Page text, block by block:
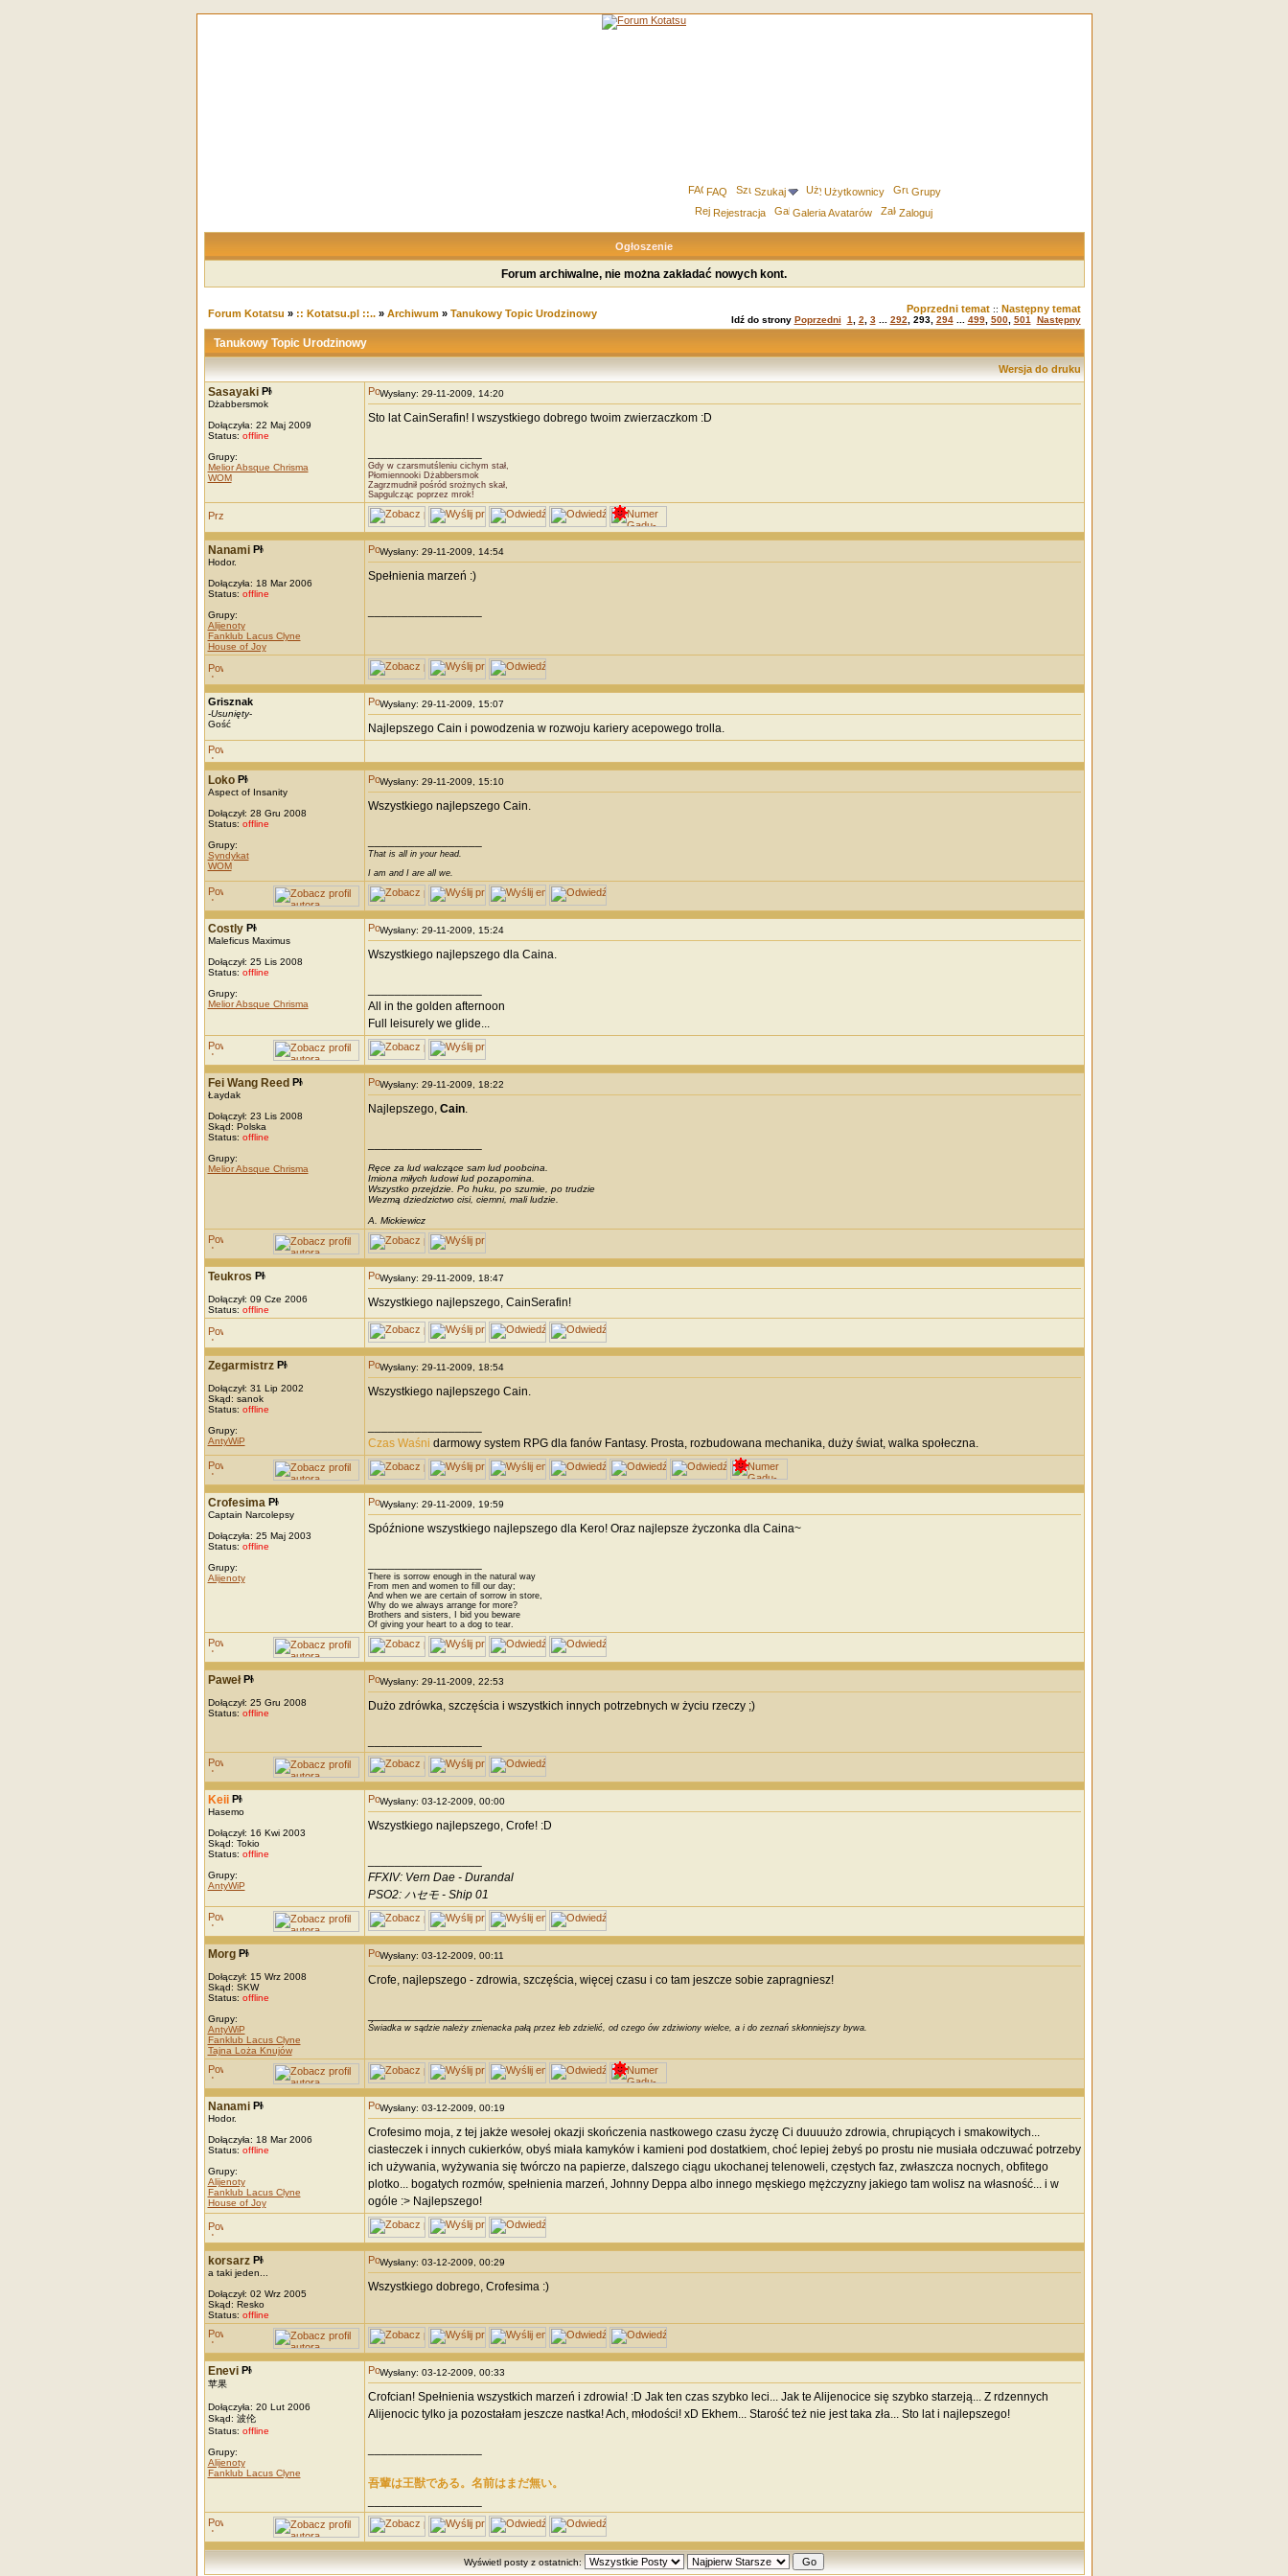
FAQ Szukaj Użytkownicy
Grupy
Rejestracja
Galeria Avatarów Zaloguj
Ogłoszenie
Forum archiwalne, nie można zakładać nowych kont.
Forum Kotatsu » :: Kotatsu.pl ::..» Archiwum» Tanukowy Topic Urodzinowy Poprzedni temat:: Następny temat
Idź do strony Poprzedni 1 2 3... 292 293, 294... 499, 500, 501 Następny
Tanukowy Topic Urodzinowy
Wersja do druku
Sasayaki
Dżabbersmok
Dołączyła: 22 Maj 2009
Status: offline
Grupy:
Melior Absque Chrisma
WOM
Wysłany: 29-11-2009, 14:20
Sto lat CainSerafin! I wszystkiego dobrego twoim zwierzaczkom :D
Gdy w czarsmutśleniu cichym stał,
Płomiennooki Dżabbersmok
Zagrzmudnił pośród srożnych skał,
Sapgulcząc poprzez mrok!
Nanami
Hodor.
Dołączyła: 18 Mar 2006
Status: offline
Grupy:
Alijenoty
Fanklub Lacus Clyne
House of Joy
Wysłany: 29-11-2009, 14:54
Spełnienia marzeń :)
Grisznak
-Usunięty-
Gość
Wysłany: 29-11-2009, 15:07
Najlepszego Cain i powodzenia w rozwoju kariery acepowego trolla.
Loko
Aspect of Insanity
Dołączył: 28 Gru 2008
Status: offline
Grupy:
Syndykat
WOM
Wysłany: 29-11-2009, 15:10
Wszystkiego najlepszego Cain.
That is all in your head.
I am and I are all we.
Costly
Maleficus Maximus
Dołączył: 25 Lis 2008
Status: offline
Grupy:
Melior Absque Chrisma
Wysłany: 29-11-2009, 15:24
Wszystkiego najlepszego dla Caina.
All in the golden afternoon
Full leisurely we glide...
Fei Wang Reed
Łaydak
Dołączył: 23 Lis 2008
Skąd: Polska
Status: offline
Grupy:
Melior Absque Chrisma
Wysłany: 29-11-2009, 18:22
Najlepszego, Cain.
Ręce za lud walczące sam lud poobcina.
Imiona miłych ludowi lud pozapomina.
Wszystko przejdzie. Po huku, po szumie, po trudzie
Wezmą dziedzictwo cisi, ciemni, mali ludzie.
A. Mickiewicz
Teukros
Dołączył: 09 Cze 2006
Status: offline
Wysłany: 29-11-2009, 18:47
Wszystkiego najlepszego, CainSerafin!
Zegarmistrz
Dołączył: 31 Lip 2002
Skąd: sanok
Status: offline
Grupy:
AntyWiP
Wysłany: 29-11-2009, 18:54
Wszystkiego najlepszego Cain.
Czas Waśni darmowy system RPG dla fanów Fantasy. Prosta, rozbudowana mechanika, duży świat, walka społeczna.
Crofesima
Captain Narcolepsy
Dołączyła: 25 Maj 2003
Status: offline
Grupy:
Alijenoty
Wysłany: 29-11-2009, 19:59
Spóźnione wszystkiego najlepszego dla Kero! Oraz najlepsze życzonka dla Caina~
There is sorrow enough in the natural way
From men and women to fill our day;
And when we are certain of sorrow in store,
Why do we always arrange for more?
Brothers and sisters, I bid you beware
Of giving your heart to a dog to tear.
Paweł
Dołączył: 25 Gru 2008
Status: offline
Wysłany: 29-11-2009, 22:53
Dużo zdrówka, szczęścia i wszystkich innych potrzebnych w życiu rzeczy ;)
Keii
Hasemo
Dołączył: 16 Kwi 2003
Skąd: Tokio
Status: offline
Grupy:
AntyWiP
Wysłany: 03-12-2009, 00:00
Wszystkiego najlepszego, Crofe! :D
FFXIV: Vern Dae - Durandal
PSO2: ハセモ - Ship 01
Morg
Dołączył: 15 Wrz 2008
Skąd: SKW
Status: offline
Grupy:
AntyWiP
Fanklub Lacus Clyne
Tajna Loża Knujów
Wysłany: 03-12-2009, 00:11
Crofe, najlepszego - zdrowia, szczęścia, więcej czasu i co tam jeszcze sobie zapragniesz!
Świadka w sądzie należy znienacka pałą przez łeb zdzielić, od czego ów zdziwiony wielce, a i do zeznań skłonniejszy bywa.
Nanami
Hodor.
Dołączyła: 18 Mar 2006
Status: offline
Grupy:
Alijenoty
Fanklub Lacus Clyne
House of Joy
Wysłany: 03-12-2009, 00:19
Crofesimo moja, z tej jakże wesołej okazji skończenia nastkowego czasu życzę Ci duuuużo zdrowia, chrupiących i smakowitych...
ciasteczek i innych cukierków, obyś miała kamyków i kamieni pod dostatkiem, choć lepiej żebyś po prostu nie musiała odczuwać potrzeby
ich używania, wyżywania się twórczo na papierze, dalszego ciągu ukochanej telenoweli, częstych faz, zwłaszcza nocnych, obfitego
plotko... bogatych rozmów, spełnienia marzeń, Johnny Deppa albo innego męskiego mężczyzny jakiego tam wolisz na własność... i w
ogóle :> Najlepszego!
korsarz
a taki jeden...
Dołączył: 02 Wrz 2005
Skąd: Resko
Status: offline
Wysłany: 03-12-2009, 00:29
Wszystkiego dobrego, Crofesima :)
Enevi
苹果
Dołączyła: 20 Lut 2006
Skąd: 波伦
Status: offline
Grupy:
Alijenoty
Fanklub Lacus Clyne
Wysłany: 03-12-2009, 00:33
Crofcian! Spełnienia wszystkich marzeń i zdrowia! :D Jak ten czas szybko leci... Jak te Alijenocice się szybko starzeją... Z rdzennych
Alijenocic tylko ja pozostałam jeszcze nastka! Ach, młodości! xD Ekhem... Starość też nie jest taka zła... Sto lat i najlepszego!
吾輩は王獣である。名前はまだ無い。
Wyświetl posty z ostatnich: